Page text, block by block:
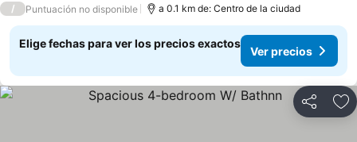
/ Puntuación no disponible a 0.1 km de: Centro de la ciudad
Elige fechas para ver los precios exactos
Ver precios
Compartir